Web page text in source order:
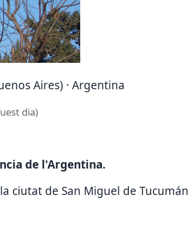
Aires) · Argentina
dia)
de l'Argentina.
ciutat de San Miguel de